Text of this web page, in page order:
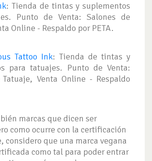
: Tienda de tintas y suplementos
Punto de Venta: Salones de
Online - Respaldo por PETA.
Tattoo Ink: Tienda de tintas y
para tatuajes. Punto de Venta:
Venta Online - Respaldo
marcas que dicen ser
como ocurre con la certificación
considero que una marca vegana
como tal para poder entrar